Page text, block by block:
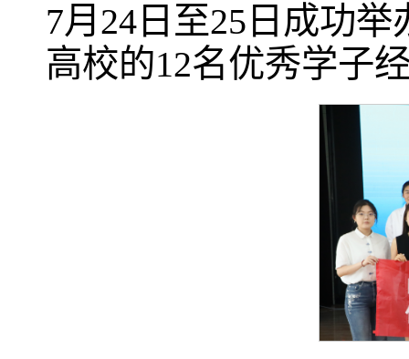
7月24日至25日成功
高校的12名优秀学子